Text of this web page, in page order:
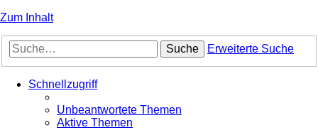
Zum Inhalt
Suche Erweiterte Suche
Schnellzugriff
Unbeantwortete Themen
Aktive Themen